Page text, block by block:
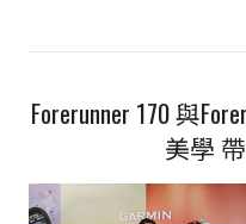
Forerunner 170 與
美學